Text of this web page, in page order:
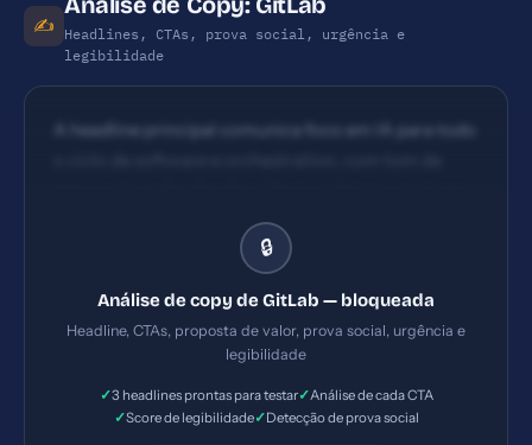
✍️
Headlines, CTAs, prova social, urgência e
legibilidade
A headline principal comunica foco em IA para todo
já conhece o conceito, mas pode não ser
imediatamente compreensível para tomadores de
DevSecOps. Impacto moderado e centrado no
benefício de automação e integração. CTAs visíveis
dobra; tomam ação clara. No entanto, a repetição
🔒
Análise de copy de GitLab — bloqueada
Headline, CTAs, proposta de valor, prova social, urgência e
legibilidade
✓3 headlines prontas para testar✓Análise de cada CTA
✓Score de legibilidade✓Detecção de prova social